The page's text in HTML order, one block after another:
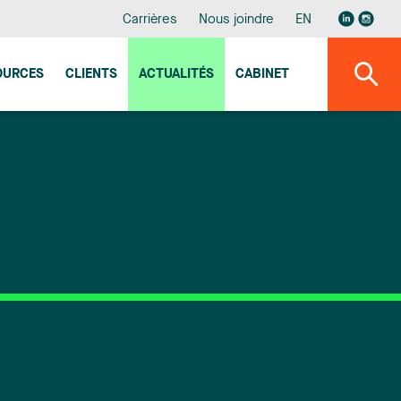
Carrières Nous joindre EN
CLIENTS ACTUALITÉS CABINET